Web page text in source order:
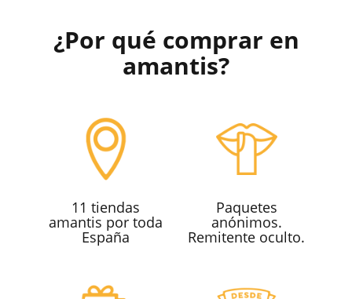
¿Por qué comprar en
amantis?
11 tiendas
amantis por toda
España
Paquetes
anónimos.
Remitente oculto.